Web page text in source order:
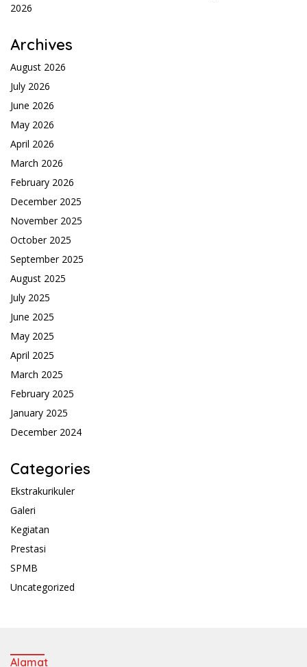
2026
Archives
August 2026
July 2026
June 2026
May 2026
April 2026
March 2026
February 2026
December 2025
November 2025
October 2025
September 2025
August 2025
July 2025
June 2025
May 2025
April 2025
March 2025
February 2025
January 2025
December 2024
Categories
Ekstrakurikuler
Galeri
Kegiatan
Prestasi
SPMB
Uncategorized
Alamat